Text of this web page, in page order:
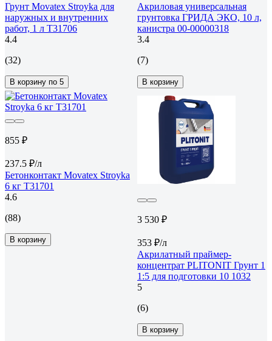
Грунт Movatex Stroyka для
наружных и внутренних
работ, 1 л Т31706
4.4
(32)
В корзину по 5
Акриловая универсальная
грунтовка ГРИДА ЭКО, 10 л,
канистра 00-00000318
3.4
(7)
В корзину
855 ₽
237.5 ₽/л
Бетонконтакт Movatex Stroyka
6 кг Т31701
4.6
(88)
В корзину
3 530 ₽
353 ₽/л
Акрилатный праймер-
концентрат PLITONIT Грунт 1
1:5 для подготовки 10 1032
5
(6)
В корзину